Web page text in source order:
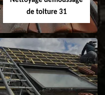
de toiture 31
Nettoyage